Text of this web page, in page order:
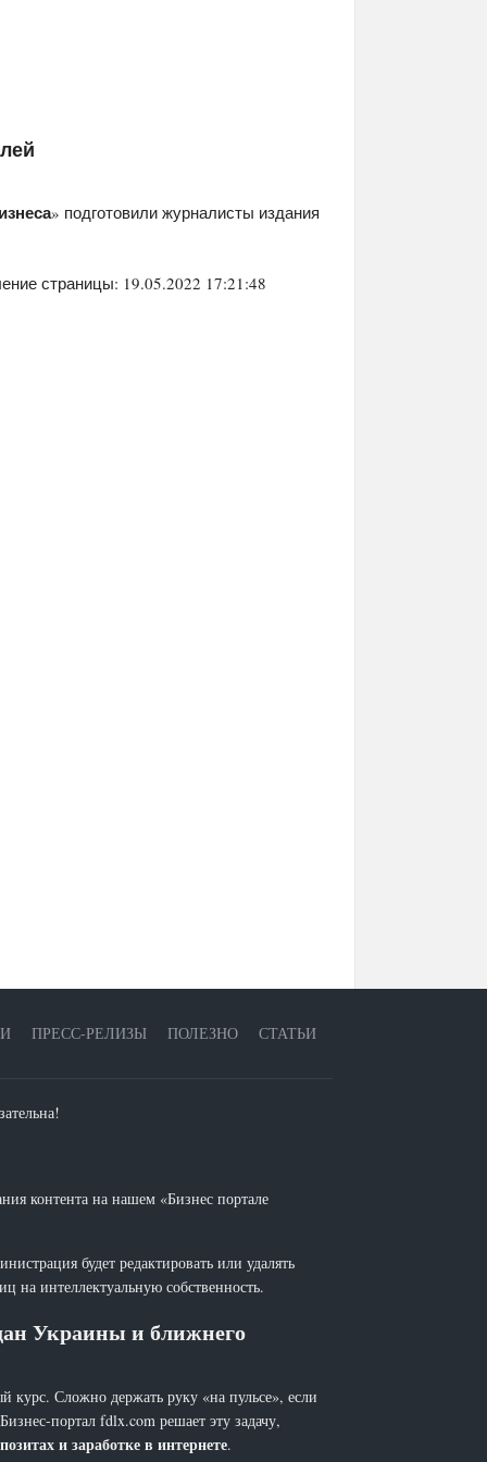
» подготовили журналисты издания
страницы: 19.05.2022 17:21:48
ПРЕСС-РЕЛИЗЫ ПОЛЕЗНО СТАТЬИ
контента на нашем «Бизнес портале
будет редактировать или удалять
на интеллектуальную собственность.
Украины и ближнего
курс. Сложно держать руку «на пульсе», если
портал fdlx.com решает эту задачу,
и заработке в интернете.